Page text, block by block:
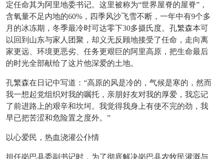
定任命其为阿里地委书记。这里被称为“世界屋脊的屋脊”，
含氧量不足内地的60%，四季风沙飞雪不断，一年中有9个多
月的冰冻期，冬季最冷时可达零下30多摄氏度。孔繁森本可
以回到山东与家人团聚，却义无反顾地接受了任命，走向离
家更远、环境更恶劣、任务更艰巨的阿里高原，把生命最后
的时光全部献给了这片他深爱的土地。
孔繁森在日记中写道： “高原的风是冷的，气候是寒的，然而
我一想起党组织对我的嘱托，亲朋好友对我的厚爱，我忘记
了前进路上的艰辛和坎坷。我觉得我身上有使不完的劲，我
早已把苦涩和危险置之度外。”
以心爱民，热血浇灌公仆情
担任岗巴县委副书记时，为了彻底解决岗巴县农牧民灌溉与